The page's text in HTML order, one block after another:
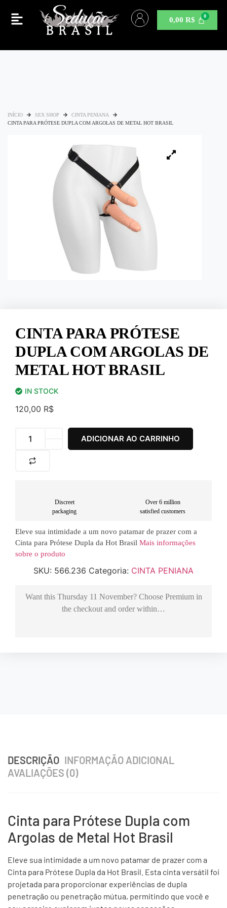
0,00R$
INÍCIO SEX SHOP
CINTA PENIANA
CINTA PARA PRÓTESE DUPLA COM ARGOLAS DE METAL HOT BRASIL
CINTA PARA PRÓTESE
DUPLA COM ARGOLAS DE
METAL HOT BRASIL
IN STOCK
120,00 R$
ADICIONAR AO CARRINHO
Discreet
packaging
Over 6 million
satisfied customers
Eleve sua intimidade a um novo patamar de prazer com a
Cinta para Prótese Dupla da Hot Brasil Mais informações
sobre o produto
SKU: 566.236 Categoria: CINTA PENIANA
Want this Thursday 11 November? Choose Premiumin
the checkout and order within…
DESCRIÇÃO INFORMAÇÃO ADICIONAL
AVALIAÇÕES (0)
Cinta para Prótese Dupla com
Argolas de Metal Hot Brasil
Eleve sua intimidade a um novo patamar de prazer com a
Cinta para Prótese Dupla da Hot Brasil. Esta cinta versátil foi
projetada para proporcionar experiências de dupla
penetração ou penetração mútua, permitindo que você e